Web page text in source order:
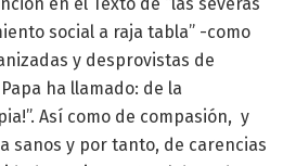
social a raja tabla” -como
y desprovistas de
ha llamado: de la
Así como de compasión, y
sanos y por tanto, de carencias